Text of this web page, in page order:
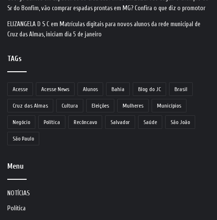
Sr do Bonfim, vão comprar espadas prontas em MG? Confira o que diz o promotor
ELIZANGELA D S C em Matrículas digitais para novos alunos da rede municipal de
Cruz das Almas, iniciam dia 5 de janeiro
TAGs
Acesse Acesse News Alunos Bahia Blog do JC Brasil
Cruz das Almas Cultura Eleições Mulheres Municípios
Negócio Política Recôncavo Salvador Saúde São João
São Paulo
Menu
NOTÍCIAS
Política